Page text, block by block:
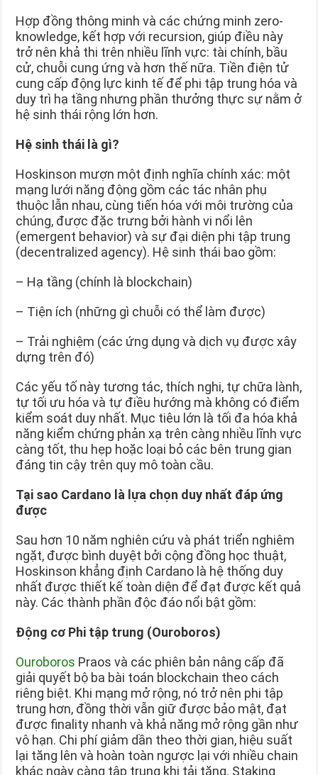
Hợp đồng thông minh và các chứng minh zero-
knowledge, kết hợp với recursion, giúp điều này
trở nên khả thi trên nhiều lĩnh vực: tài chính, bầu
cử, chuỗi cung ứng và hơn thế nữa. Tiền điện tử
cung cấp động lực kinh tế để phi tập trung hóa và
duy trì hạ tầng nhưng phần thưởng thực sự nằm ở
hệ sinh thái rộng lớn hơn.
Hệ sinh thái là gì?
Hoskinson mượn một định nghĩa chính xác: một
mạng lưới năng động gồm các tác nhân phụ
thuộc lẫn nhau, cùng tiến hóa với môi trường của
chúng, được đặc trưng bởi hành vi nổi lên
(emergent behavior) và sự đại diện phi tập trung
(decentralized agency). Hệ sinh thái bao gồm:
– Hạ tầng (chính là blockchain)
– Tiện ích (những gì chuỗi có thể làm được)
– Trải nghiệm (các ứng dụng và dịch vụ được xây
dựng trên đó)
Các yếu tố này tương tác, thích nghi, tự chữa lành,
tự tối ưu hóa và tự điều hướng mà không có điểm
kiểm soát duy nhất. Mục tiêu lớn là tối đa hóa khả
năng kiểm chứng phản xạ trên càng nhiều lĩnh vực
càng tốt, thu hẹp hoặc loại bỏ các bên trung gian
đáng tin cậy trên quy mô toàn cầu.
Tại sao Cardano là lựa chọn duy nhất đáp ứng
được
Sau hơn 10 năm nghiên cứu và phát triển nghiêm
ngặt, được bình duyệt bởi cộng đồng học thuật,
Hoskinson khẳng định Cardano là hệ thống duy
nhất được thiết kế toàn diện để đạt được kết quả
này. Các thành phần độc đáo nổi bật gồm:
Động cơ Phi tập trung (Ouroboros)
Ouroboros Praos và các phiên bản nâng cấp đã
giải quyết bộ ba bài toán blockchain theo cách
riêng biệt. Khi mạng mở rộng, nó trở nên phi tập
trung hơn, đồng thời vẫn giữ được bảo mật, đạt
được finality nhanh và khả năng mở rộng gần như
vô hạn. Chi phí giảm dần theo thời gian, hiệu suất
lại tăng lên và hoàn toàn ngược lại với nhiều chain
khác ngày càng tập trung khi tải tăng. Staking